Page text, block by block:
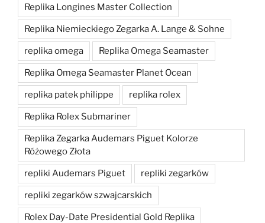
Replika Longines Master Collection
Replika Niemieckiego Zegarka A. Lange & Sohne
replika omega Replika Omega Seamaster
Replika Omega Seamaster Planet Ocean
replika patek philippe replika rolex
Replika Rolex Submariner
Replika Zegarka Audemars Piguet Kolorze
Różowego Złota
repliki Audemars Piguet repliki zegarków
repliki zegarków szwajcarskich
Rolex Day-Date Presidential Gold Replika